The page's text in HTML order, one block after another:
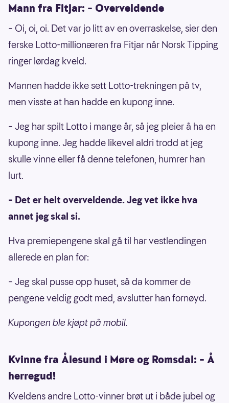
Mann fra Fitjar: – Overveldende
– Oi, oi, oi. Det var jo litt av en overraskelse, sier den
ferske Lotto-millionæren fra Fitjar når Norsk Tipping
ringer lørdag kveld.
Mannen hadde ikke sett Lotto-trekningen på tv,
men visste at han hadde en kupong inne.
– Jeg har spilt Lotto i mange år, så jeg pleier å ha en
kupong inne. Jeg hadde likevel aldri trodd at jeg
skulle vinne eller få denne telefonen, humrer han
lurt.
– Det er helt overveldende. Jeg vet ikke hva
annet jeg skal si.
Hva premiepengene skal gå til har vestlendingen
allerede en plan for:
– Jeg skal pusse opp huset, så da kommer de
pengene veldig godt med, avslutter han fornøyd.
Kupongen ble kjøpt på mobil.
Kvinne fra Ålesund i Møre og Romsdal: – Å
herregud!
Kveldens andre Lotto-vinner brøt ut i både jubel og